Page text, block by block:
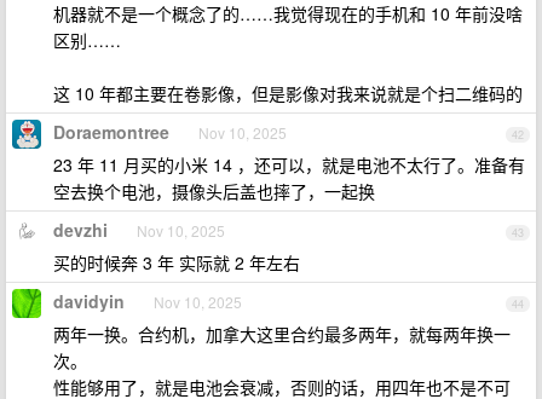
机器就不是一个概念了的……我觉得现在的手机和 10 年前没啥
区别……
这 10 年都主要在卷影像，但是影像对我来说就是个扫二维码的
42
Doraemontree Nov 10, 2025
23 年 11 月买的小米 14 ，还可以，就是电池不太行了。准备有
空去换个电池，摄像头后盖也摔了，一起换
43
devzhi Nov 10, 2025
买的时候奔 3 年 实际就 2 年左右
44
davidyin Nov 10, 2025
两年一换。合约机，加拿大这里合约最多两年，就每两年换一
次。
性能够用了，就是电池会衰减，否则的话，用四年也不是不可